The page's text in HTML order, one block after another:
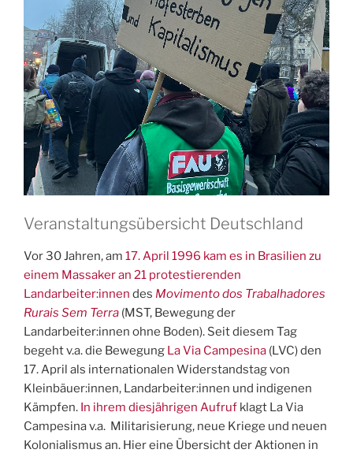
Veranstaltungsübersicht Deutschland
Vor 30 Jahren, am 17. April 1996 kam es in Brasilien zu
einem Massaker an 21 protestierenden
Landarbeiter:innen des Movimento dos Trabalhadores
Rurais Sem Terra (MST, Bewegung der
Landarbeiter:innen ohne Boden). Seit diesem Tag
begeht v.a. die Bewegung La Via Campesina (LVC) den
17. April als internationalen Widerstandstag von
Kleinbäuer:innen, Landarbeiter:innen und indigenen
Kämpfen. In ihrem diesjährigen Aufruf klagt La Via
Campesina v.a. Militarisierung, neue Kriege und neuen
Kolonialismus an. Hier eine Übersicht der Aktionen in